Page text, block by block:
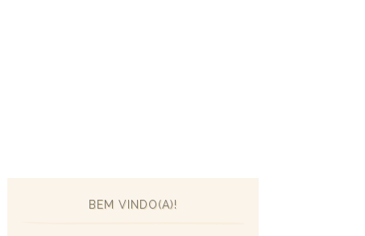
BEM VINDO(A)!